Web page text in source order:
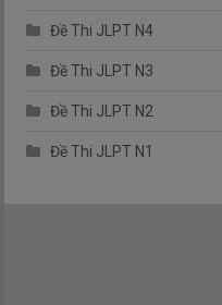
Đề Thi JLPT N4
Đề Thi JLPT N3
Đề Thi JLPT N2
Đề Thi JLPT N1